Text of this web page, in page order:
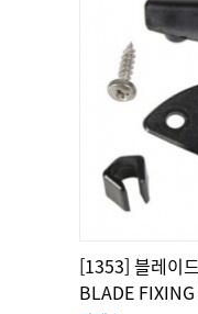
[1353] 블레이
BLADE